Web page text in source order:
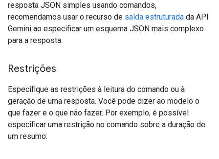
resposta JSON simples usando comandos,
recomendamos usar o recurso de saída estruturada da API
Gemini ao especificar um esquema JSON mais complexo
para a resposta.
Restrições
Especifique as restrições à leitura do comando ou à
geração de uma resposta. Você pode dizer ao modelo o
que fazer e o que não fazer. Por exemplo, é possível
especificar uma restrição no comando sobre a duração de
um resumo: